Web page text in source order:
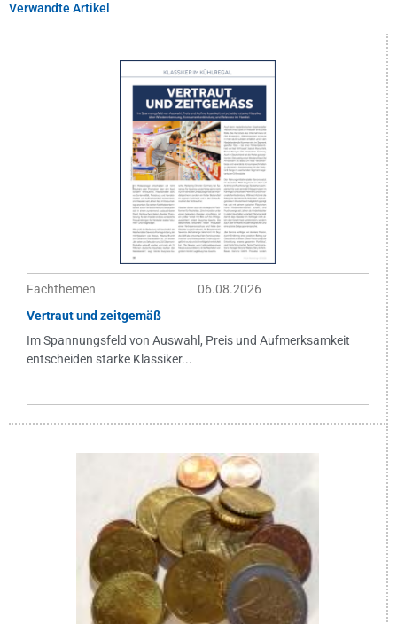
Verwandte Artikel
Fachthemen
06.08.2026
Vertraut und zeitgemäß
Im Spannungsfeld von Auswahl, Preis und Aufmerksamkeit
entscheiden starke Klassiker...